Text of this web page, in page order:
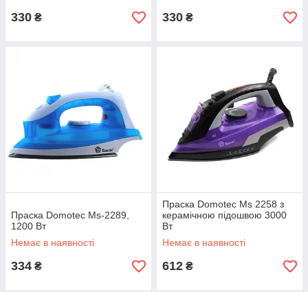
330 ₴ 330 ₴
Праска Domotec Ms-2289,
1200 Вт
Немає в наявності
334 ₴
Праска Domotec Ms 2258 з
керамічною підошвою 3000
Вт
Немає в наявності
612 ₴